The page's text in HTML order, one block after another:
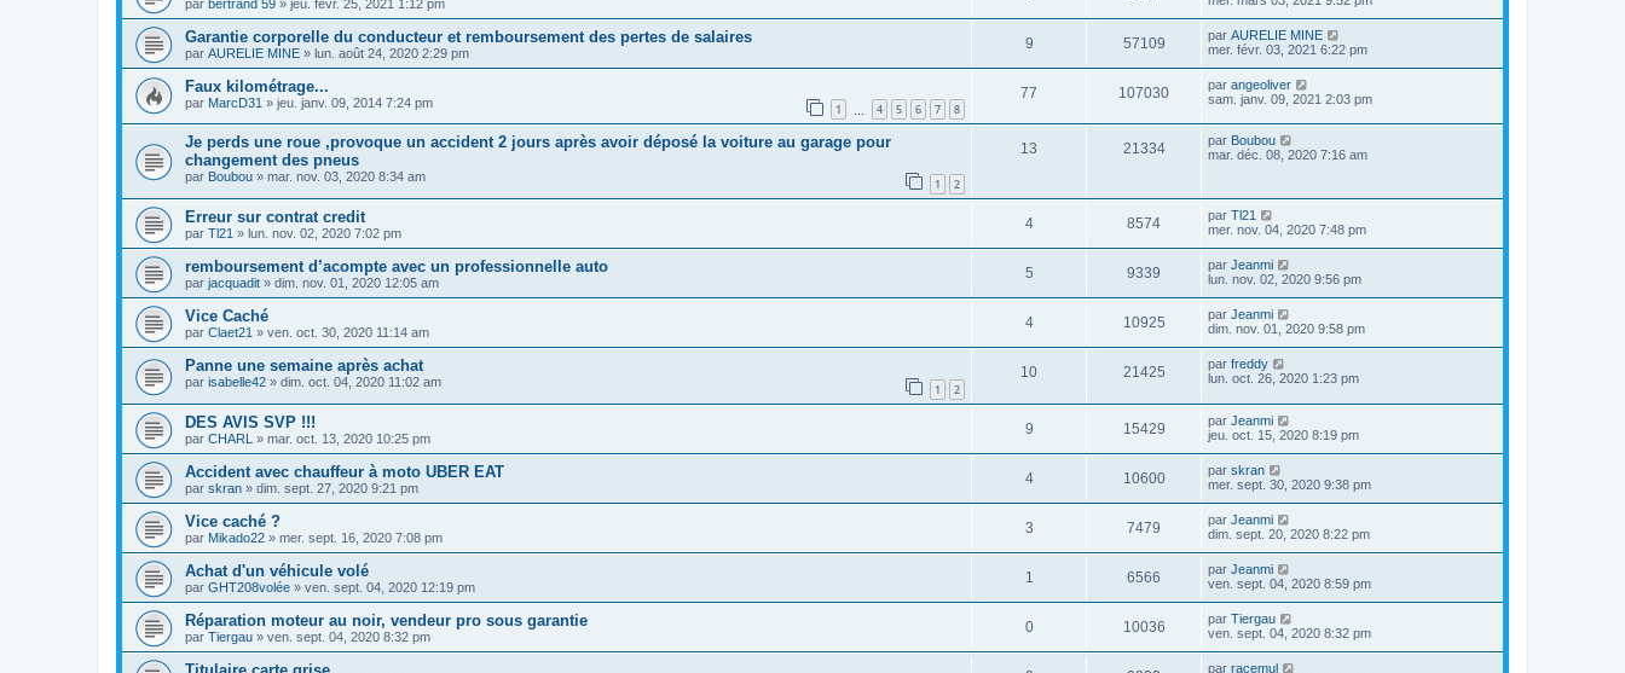
par bertrand 59 » jeu. févr. 25, 2021 1:12 pm
Garantie corporelle du conducteur et remboursement des pertes de salaires
par AURELIE MINE » lun. août 24, 2020 2:29 pm
9 57109 par AURELIE MINE
mer. févr. 03, 2021 6:22 pm
Faux kilométrage...
par MarcD31 » jeu. janv. 09, 2014 7:24 pm 1 4 5 6 7 8
77 107030 par angeoliver
sam. janv. 09, 2021 2:03 pm
Je perds une roue ,provoque un accident 2 jours après avoir déposé la voiture au garage pour
changement des pneus
par Boubou » mar. nov. 03, 2020 8:34 am 1 2
13 21334 par Boubou
mar. déc. 08, 2020 7:16 am
Erreur sur contrat credit
par Tl21 » lun. nov. 02, 2020 7:02 pm
4 8574 par Tl21
mer. nov. 04, 2020 7:48 pm
remboursement d’acompte avec un professionnelle auto
par jacquadit » dim. nov. 01, 2020 12:05 am
5 9339 par Jeanmi
lun. nov. 02, 2020 9:56 pm
Vice Caché
par Claet21 » ven. oct. 30, 2020 11:14 am
4 10925 par Jeanmi
dim. nov. 01, 2020 9:58 pm
Panne une semaine après achat
par isabelle42 » dim. oct. 04, 2020 11:02 am 1 2
10 21425 par freddy
lun. oct. 26, 2020 1:23 pm
DES AVIS SVP !!!
par CHARL » mar. oct. 13, 2020 10:25 pm
9 15429 par Jeanmi
jeu. oct. 15, 2020 8:19 pm
Accident avec chauffeur à moto UBER EAT
par skran » dim. sept. 27, 2020 9:21 pm
4 10600 par skran
mer. sept. 30, 2020 9:38 pm
Vice caché ?
par Mikado22 » mer. sept. 16, 2020 7:08 pm
3 7479 par Jeanmi
dim. sept. 20, 2020 8:22 pm
Achat d'un véhicule volé
par GHT208volée » ven. sept. 04, 2020 12:19 pm
1 6566 par Jeanmi
ven. sept. 04, 2020 8:59 pm
Réparation moteur au noir, vendeur pro sous garantie
par Tiergau » ven. sept. 04, 2020 8:32 pm
0 10036 par Tiergau
ven. sept. 04, 2020 8:32 pm
par racemul